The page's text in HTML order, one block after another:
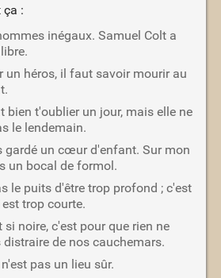
ça :
inégaux. Samuel Colt a
un héros, il faut savoir mourir au
bien t'oublier un jour, mais elle ne
le lendemain.
gardé un cœur d'enfant. Sur mon
un bocal de formol.
le puits d'être trop profond ; c'est
trop courte.
si noire, c'est pour que rien ne
distraire de nos cauchemars.
pas un lieu sûr.